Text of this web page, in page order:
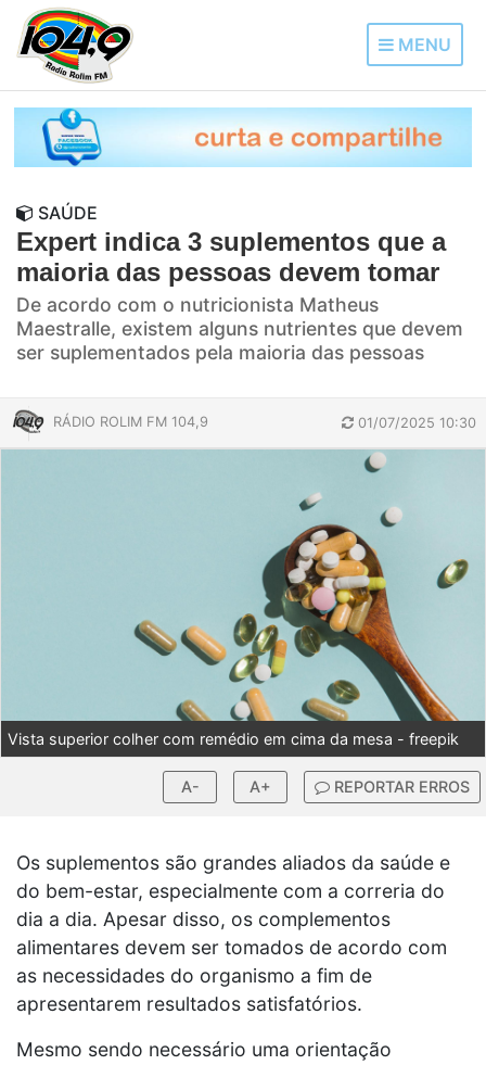
MENU
SAÚDE
Expert indica 3 suplementos que a
maioria das pessoas devem tomar
De acordo com o nutricionista Matheus
Maestralle, existem alguns nutrientes que devem
ser suplementados pela maioria das pessoas
RÁDIO ROLIM FM 104,9 01/07/2025 10:30
Vista superior colher com remédio em cima da mesa - freepik
A- A+ REPORTAR ERROS
Os suplementos são grandes aliados da saúde e
do bem-estar, especialmente com a correria do
dia a dia. Apesar disso, os complementos
alimentares devem ser tomados de acordo com
as necessidades do organismo a fim de
apresentarem resultados satisfatórios.
Mesmo sendo necessário uma orientação